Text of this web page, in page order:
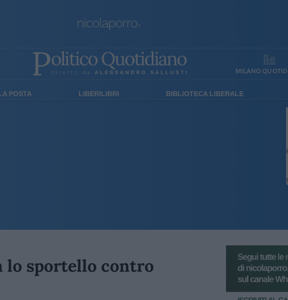
MILANO
POSTA LIBERILIBRI BIBLIOTECA LIBERALE
lo sportello contro